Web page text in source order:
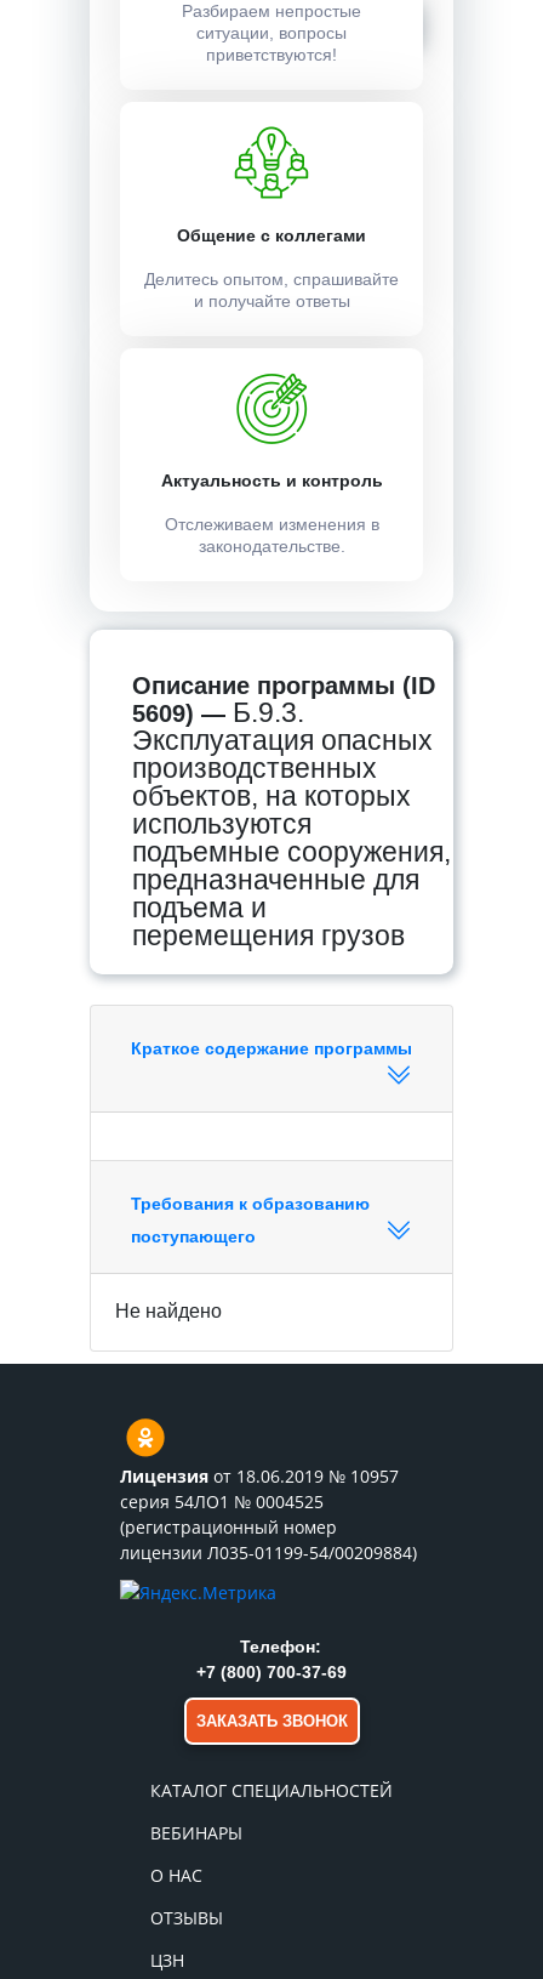
Записаться
Разбираем непростые
ситуации, вопросы
приветствуются!
Общение с коллегами
Делитесь опытом, спрашивайте
и получайте ответы
Актуальность и контроль
Отслеживаем изменения в
законодательстве.
Описание программы (ID
5609) — Б.9.3.
Эксплуатация опасных
производственных
объектов, на которых
используются
подъемные сооружения,
предназначенные для
подъема и
перемещения грузов
Краткое содержание программы
Требования к образованию
поступающего
Не найдено
Лицензия от 18.06.2019 № 10957
серия 54ЛО1 № 0004525
(регистрационный номер
лицензии Л035-01199-54/00209884)
КАТАЛОГ СПЕЦИАЛЬНОСТЕЙ
ВЕБИНАРЫ
О НАС
ОТЗЫВЫ
ЦЗН
Телефон:
+7 (800) 700-37-69
ЗАКАЗАТЬ ЗВОНОК